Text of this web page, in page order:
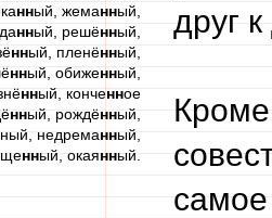
нный, жеманный,
нный, решённый,
нный, пленённый,
нный, обиженный,
нный, конченное
нный, рождённый,
недреманный,
нный, окаянный.
друг к
Кроме